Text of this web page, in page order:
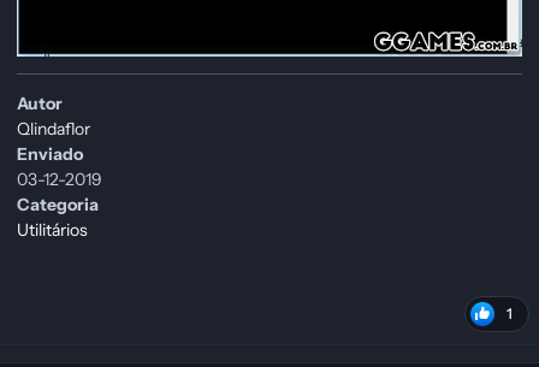
Autor
Qlindaflor
Enviado
03-12-2019
Categoria
Utilitários
1